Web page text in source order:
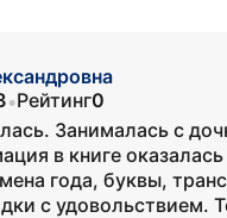
•Рейтинг0
Занималась с
в книге
года, буквы,
с удовольствием.